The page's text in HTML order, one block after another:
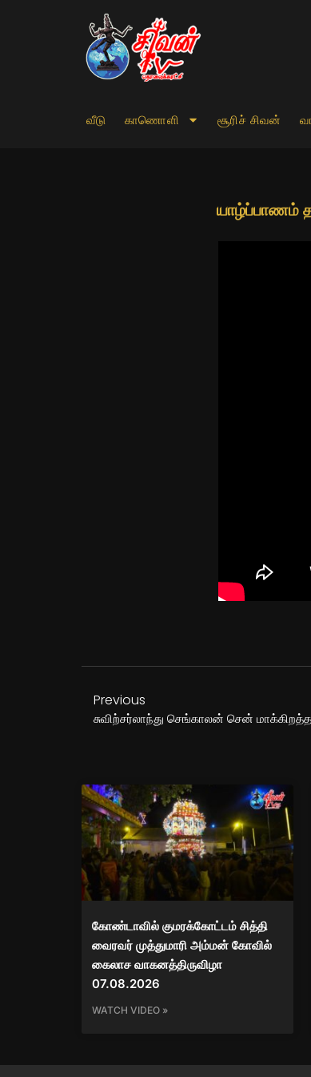
வீடு காணொளி சூரிச் சிவன்
யாழ்ப்பாணம்
Previous
கோண்டாவில் குமரக்கோட்டம் சித்தி
வைரவர் முத்துமாரி அம்மன் கோவில்
கைலாச வாகனத்திருவிழா
07.08.2026
WATCH VIDEO »